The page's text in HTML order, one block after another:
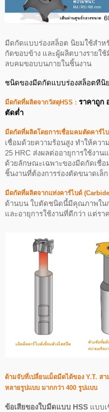
มีดกัดแบบร่องสล็อต นิยมใช้สำห
กัดขอบข้าง และผู้ผลิตบางรายใ
ลบคมขอบบนภายในชิ้นงาน
ชนิดของมีดกัดแบบร่องสล็อตทีนิย
มีดกัดที่ผลิตจากวัสดุHSS : ราคาถูก
ตัดต่ำ
มีดกัดที่ผลิตโดยการเชื่อมคมตัดคาร์ไ
เชื่อมด้วยความร้อนสูง ทำให้คว
25 HRC ส่งผลต่ออายุการใช้งา
ด้วยลักษณะเฉพาะของมีดกัดเชื่
ชิ้นงานที่ต้องการร่องตัดขนาดเล็ก
มีดกัดที่ผลิตจากแท่งคาร์ไบด์
ด้านบน ใบตัดชนิดนี้มีคุณภาพในก
และอายุการใช้งานที่ดีกว่า แต่รา
ด้ามจับที่เปลี่ยนเม็ดมีดได้ของ Y.T. ส
หลายรูปแบบ มากกว่า 400 รูปแบบ
ข้อเสียของใบมีดแบบ HSS แบบ